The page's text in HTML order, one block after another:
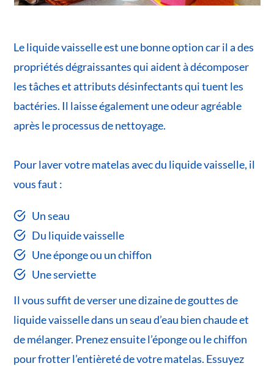
Le liquide vaisselle est une bonne option car il a des
propriétés dégraissantes qui aident à décomposer
les tâches et attributs désinfectants qui tuent les
bactéries. Il laisse également une odeur agréable
après le processus de nettoyage.
Pour laver votre matelas avec du liquide vaisselle, il
vous faut :
Un seau
Du liquide vaisselle
Une éponge ou un chiffon
Une serviette
Il vous suffit de verser une dizaine de gouttes de
liquide vaisselle dans un seau d’eau bien chaude et
de mélanger. Prenez ensuite l’éponge ou le chiffon
pour frotter l’entièreté de votre matelas. Essuyez